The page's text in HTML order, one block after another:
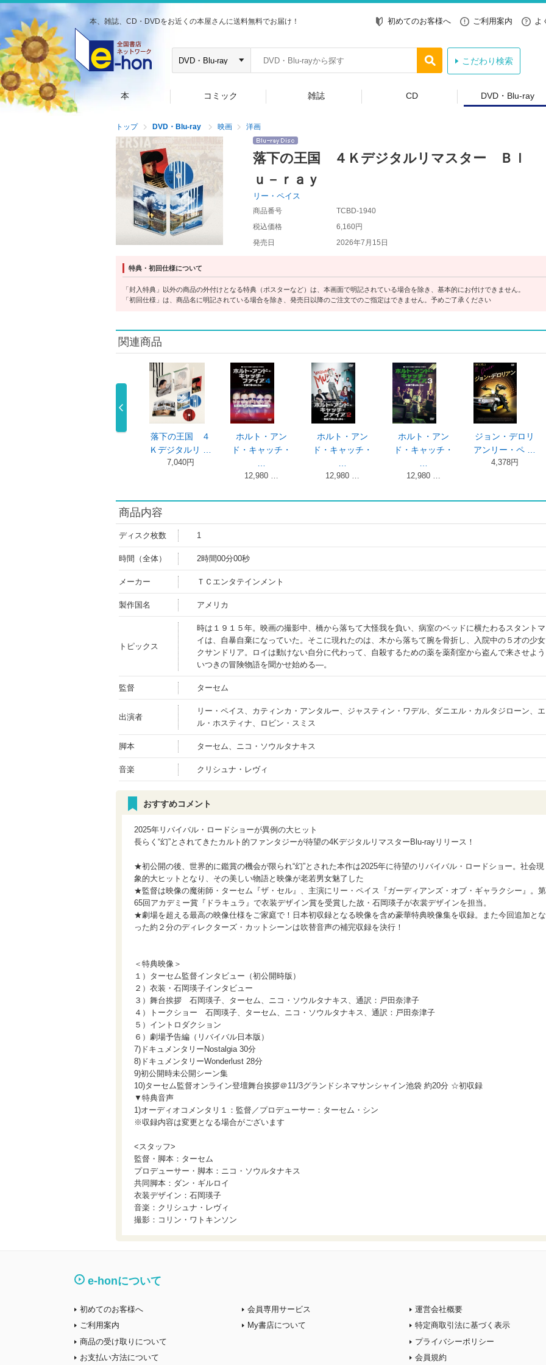
本、雑誌、CD・DVDをお近くの本屋さんに送料無料でお届け！ 初めてのお客様へ ご利用案内 よ
こだわり検索
本 コミック 雑誌 CD DVD・Blu-ray
トップ DVD・Blu-ray 映画 洋画
落下の王国 ４Ｋデジタルリマスター Ｂｌ
ｕ－ｒａｙ
リー・ペイス
商品番号
TCBD-1940
税込価格
6,160円
発売日
2026年7月15日
特典・初回仕様について
「封入特典」以外の商品の外付けとなる特典（ポスターなど）は、本画面で明記されている場合を除き、基本的にお付けできません。
「初回仕様」は、商品名に明記されている場合を除き、発売日以降のご注文でのご指定はできません。予めご了承ください
関連商品
ホルト・アン
ジョン・デロリ
アンリー・ペ …
4,378円
ホルト・アン
ド・キャッチ・
12,980 …
プッシング・デ
イジー～恋す …
プッシング・デ
イジー～恋す …
プッシング・
イジー～恋
10,266 …
商品内容
ディスク枚数 1
時間（全体） 2時間00分00秒
メーカー ＴＣエンタテインメント
製作国名 アメリカ
トピックス
時は１９１５年。映画の撮影中、橋から落ちて大怪我を負い、病室のベッドに横たわるスタント
イは、自暴自棄になっていた。そこに現れたのは、木から落ちて腕を骨折し、入院中の５才の少
クサンドリア。ロイは動けない自分に代わって、自殺するための薬を薬剤室から盗んで来させよ
いつきの冒険物語を聞かせ始める―。
監督 ターセム
出演者
リー・ペイス、カティンカ・アンタルー、ジャスティン・ワデル、ダニエル・カルタジローン、
ル・ホスティナ、ロビン・スミス
脚本 ターセム、ニコ・ソウルタナキス
音楽 クリシュナ・レヴィ
おすすめコメント
2025年リバイバル・ロードショーが異例の大ヒット
長らく“幻”とされてきたカルト的ファンタジーが待望の4KデジタルリマスターBlu-rayリリース！
★初公開の後、世界的に鑑賞の機会が限られ“幻”とされた本作は2025年に待望のリバイバル・ロードショー。社会現
象的大ヒットとなり、その美しい物語と映像が老若男女魅了した
★監督は映像の魔術師・ターセム『ザ・セル』、主演にリー・ペイス『ガーディアンズ・オブ・ギャラクシー』。第
65回アカデミー賞『ドラキュラ』で衣装デザイン賞を受賞した故・石岡瑛子が衣裳デザインを担当。
★劇場を超える最高の映像仕様をご家庭で！日本初収録となる映像を含め豪華特典映像集を収録。また今回追加とな
った約２分のディレクターズ・カットシーンは吹替音声の補完収録を決行！
＜特典映像＞
１）ターセム監督インタビュー（初公開時版）
２）衣装・石岡瑛子インタビュー
３）舞台挨拶 石岡瑛子、ターセム、ニコ・ソウルタナキス、通訳：戸田奈津子
４）トークショー 石岡瑛子、ターセム、ニコ・ソウルタナキス、通訳：戸田奈津子
５）イントロダクション
６）劇場予告編（リバイバル日本版）
7)ドキュメンタリーNostalgia 30分
8)ドキュメンタリーWonderlust 28分
9)初公開時未公開シーン集
10)ターセム監督オンライン登壇舞台挨拶＠11/3グランドシネマサンシャイン池袋 約20分 ☆初収録
▼特典音声
1)オーディオコメンタリ１：監督／プロデューサー：ターセム・シン
※収録内容は変更となる場合がございます
<スタッフ>
監督・脚本：ターセム
プロデューサー・脚本：ニコ・ソウルタナキス
共同脚本：ダン・ギルロイ
衣装デザイン：石岡瑛子
音楽：クリシュナ・レヴィ
撮影：コリン・ワトキンソン
e-honについて
初めてのお客様へ
ご利用案内
商品の受け取りについて
お支払い方法について
会員専用サービス
My書店について
運営会社概要
特定商取引法に基づく表示
プライバシーポリシー
会員規約